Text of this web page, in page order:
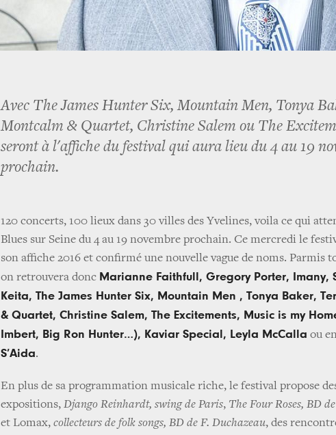
Avec The James Hunter Six, Mountain Men, Tonya
Montcalm & Quartet, Christine Salem ou The
seront à l'affiche du festival qui aura lieu du 4 au 19
prochain.
120 concerts, 100 lieux dans 30 villes des Yvelines, voila ce qui
Blues sur Seine du 4 au 19 novembre prochain. Ce mercredi le
son affiche 2016 et confirmé une nouvelle vague de noms. Parmis
on retrouvera donc Marianne Faithfull, Gregory Porter, Imany,
Keita, The James Hunter Six, Mountain Men , Tonya Baker,
& Quartet, Christine Salem, The Excitements, Music is my
Imbert, Big Ron Hunter…), Kaviar Special, Leyla McCalla ou
S’Aida.
En plus de sa programmation musicale riche, le festival propose
expositions, Django Reinhardt, swing de Paris, The Four Roses, BD
et Lomax, collecteurs de folk songs, BD de F. Duchazeau, des